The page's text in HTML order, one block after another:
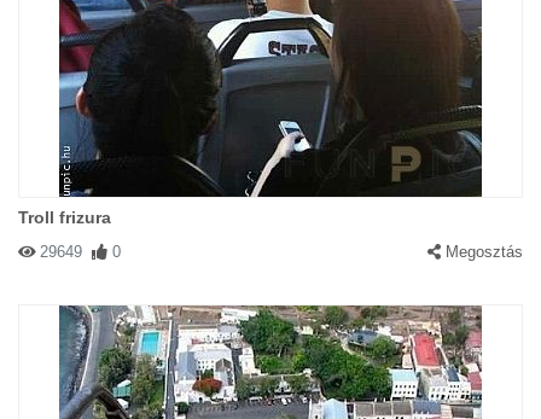
Troll frizura
29649 0 Megosztás